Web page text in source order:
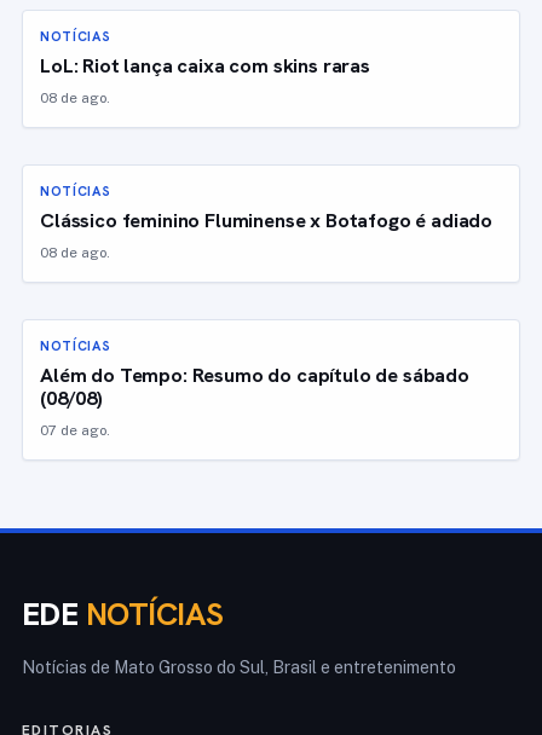
NOTÍCIAS
LoL: Riot lança caixa com skins raras
08 de ago.
NOTÍCIAS
Clássico feminino Fluminense x Botafogo é adiado
08 de ago.
NOTÍCIAS
Além do Tempo: Resumo do capítulo de sábado
(08/08)
07 de ago.
EDE NOTÍCIAS
Notícias de Mato Grosso do Sul, Brasil e entretenimento
EDITORIAS